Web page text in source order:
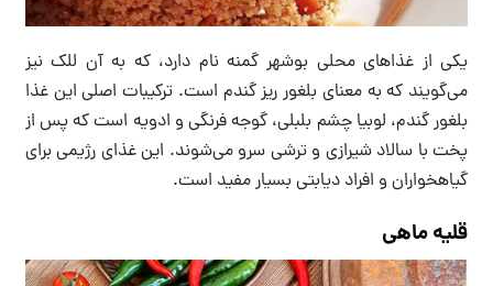
یکی از غذاهای محلی بوشهر گمنه نام دارد، که به آن للک نیز
می‌گویند که به معنای بلغور ریز گندم است. ترکیبات اصلی این غذا
بلغور گندم، لوبیا چشم بلبلی، گوجه فرنگی و ادویه است که پس از
پخت با سالاد شیرازی و ترشی سرو می‌شوند. این غذای رژیمی برای
گیاهخواران و افراد دیابتی بسیار مفید است.
قلیه ماهی